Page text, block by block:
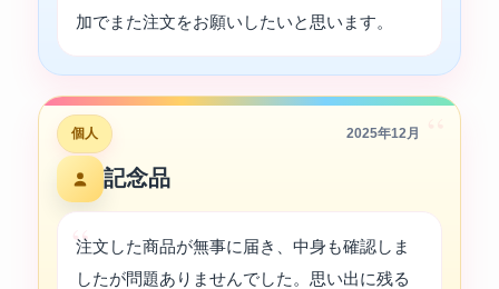
加でまた注文をお願いしたいと思います。
個人 2025年12月
記念品
注文した商品が無事に届き、中身も確認しま
したが問題ありませんでした。思い出に残る